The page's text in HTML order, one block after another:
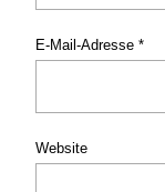
E-Mail-Adresse*
Website